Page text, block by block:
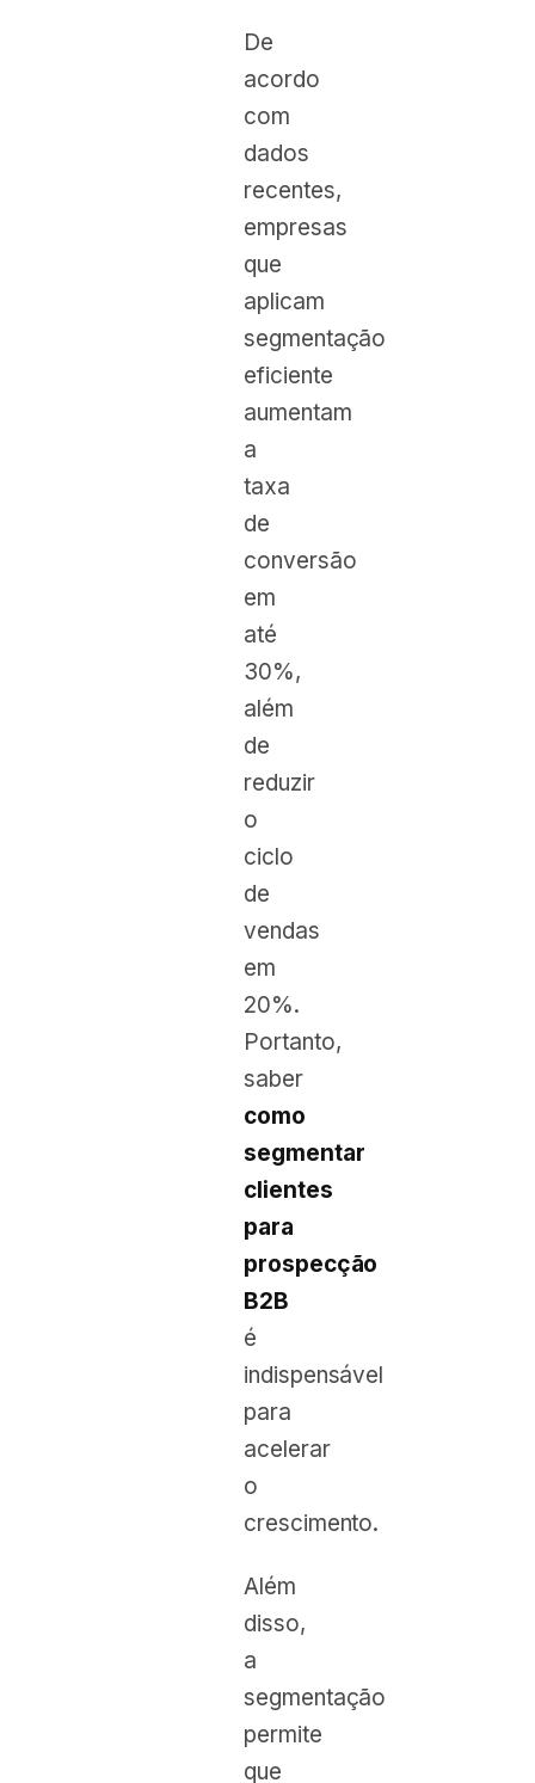
De
acordo
com
dados
recentes,
empresas
que
aplicam
segmentação
eficiente
aumentam
a
taxa
de
conversão
em
até
30%,
além
de
reduzir
o
ciclo
de
vendas
em
20%.
Portanto,
saber
como
segmentar
clientes
para
prospecção
B2B
é
indispensável
para
acelerar
o
crescimento.
Além
disso,
a
segmentação
permite
que